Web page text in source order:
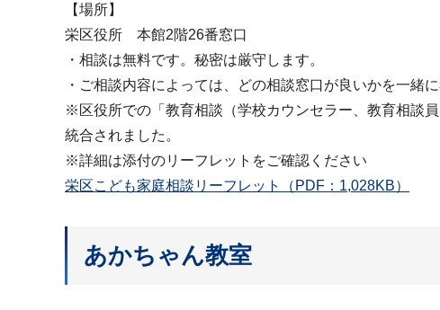
【場所】
栄区役所 本館2階26番窓口
・相談は無料です。秘密は厳守します。
・ご相談内容によっては、どの相談窓口が良いかを一緒
※区役所での「教育相談（学校カウンセラー、教育相談
統合されました。
※詳細は添付のリーフレットをご確認ください
栄区こども家庭相談リーフレット（PDF：1,028KB）
あかちゃん教室